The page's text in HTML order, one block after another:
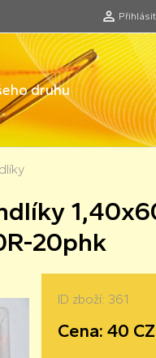
Přihlásit
druhu
20phk
ID zboží: 361
Cena: 40